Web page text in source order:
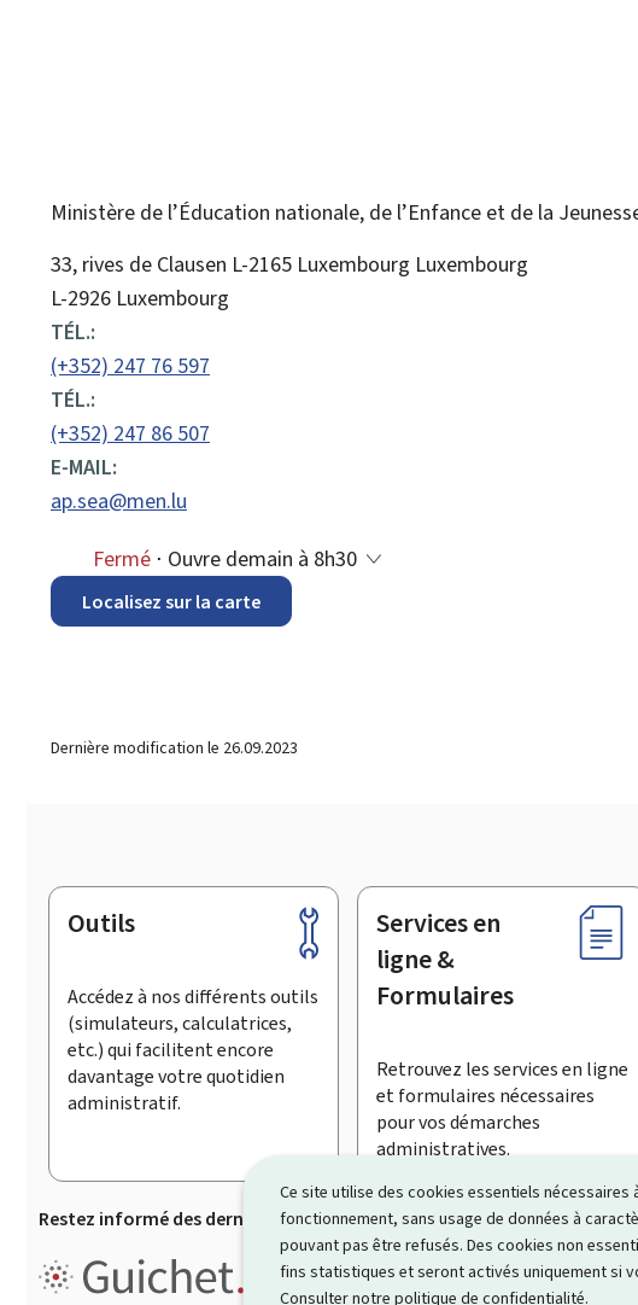
Ce site utilise des cookies essentiels nécessaires
fonctionnement, sans usage de données à
pouvant pas être refusés. Des cookies non
fins statistiques et seront activés uniquement si
Consulter notre politique de confidentialité.
Ministère de l’Éducation nationale, de l’Enfance et de la
ADRESSE
:
33, rives de Clausen L-2165 Luxembourg Luxembourg
L-2926 Luxembourg
TÉL.:
(+352) 247 76 597
TÉL.:
(+352) 247 86 507
E-MAIL:
ap.sea@men.lu
Fermé ⋅ Ouvre demain à 8h30
Localisez sur la carte
Dernière modification le 26.09.2023
Pied
page
Outils
Accédez à nos différents outils
(simulateurs, calculatrices,
etc.) qui facilitent encore
davantage votre quotidien
administratif.
Services en
ligne &
Formulaires
Retrouvez les services en ligne
et formulaires nécessaires
pour vos démarches
administratives.
Restez informé des dernières actualités de Guichet.lu S’inscrire à
Guichet.lu est un ensemble de pages
démarches administratives.